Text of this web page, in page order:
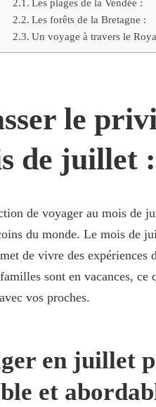
Les plages de la Vendée :
Les forêts de la Bretagne :
Un voyage à travers le
le
de juillet :
de voyager au mois de
du monde. Le mois de
de vivre des expériences
sont en vacances,
vos proches.
en juillet
et